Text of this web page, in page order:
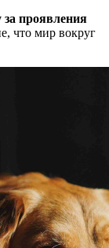
за проявления
что мир вокруг